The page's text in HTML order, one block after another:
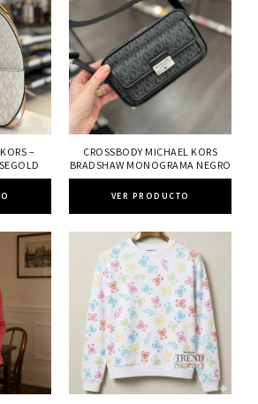
–
CROSSBODY MICHAEL KORS
BRADSHAW MONOGRAMA NEGRO
VER PRODUCTO